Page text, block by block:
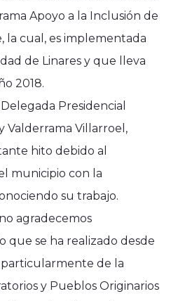
Apoyo a la Inclusión de
la cual, es implementada
de Linares y que lleva
2018.
Presidencial
Valderrama Villarroel,
hito debido al
municipio con la
su trabajo.
agradecemos
que se ha realizado desde
particularmente de la
y Pueblos Originarios